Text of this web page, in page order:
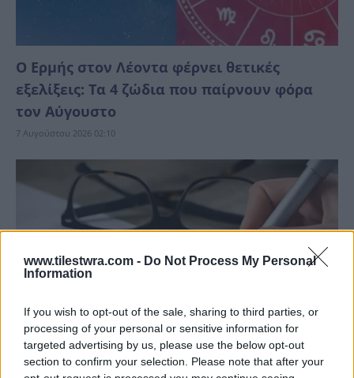
www.tilestwra.com - Do Not Process My Personal
Information
If you wish to opt-out of the sale, sharing to third parties, or
processing of your personal or sensitive information for
targeted advertising by us, please use the below opt-out
section to confirm your selection. Please note that after your
Ο Ερμής στον Λέοντα φέρνει θετικές
εξελίξεις: Τα 4 ζώδια που παίρνουν φόρα
τον Αύγουστο
7 Αυγούστου 2026 02:10